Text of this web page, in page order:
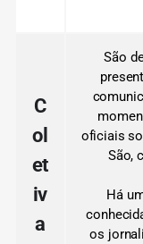
C
ol
et
iv
a
São
oficiais
São,
Há
os